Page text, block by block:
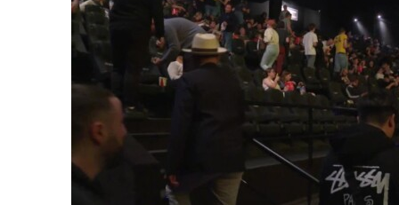
06 août 2026 Consulter l'article "De faux billets pour
Germaine Rimbout sort de l’oubli
aux Musées royaux des Beaux-Arts